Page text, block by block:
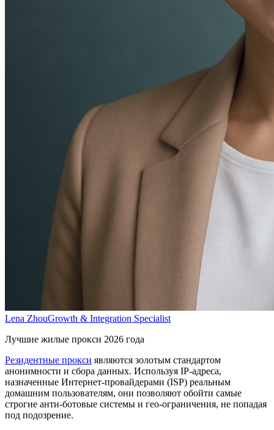
Lena ZhouGrowth & Integration Specialist
Лучшие жилые прокси 2026 года
Резидентные прокси являются золотым стандартом
анонимности и сбора данных. Используя IP-адреса,
назначенные Интернет-провайдерами (ISP) реальным
домашним пользователям, они позволяют обойти самые
строгие анти-ботовые системы и гео-ограничения, не попадая
под подозрение.